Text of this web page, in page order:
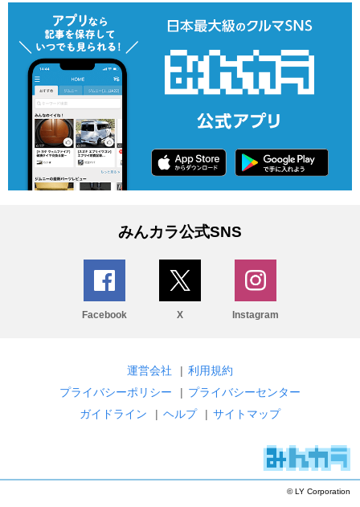
みんカラ公式SNS
Facebook X Instagram
運営会社 | 利用規約
プライバシーポリシー
| プライバシーセンター
ガイドライン
| ヘルプ | サイトマップ
© LY Corporation